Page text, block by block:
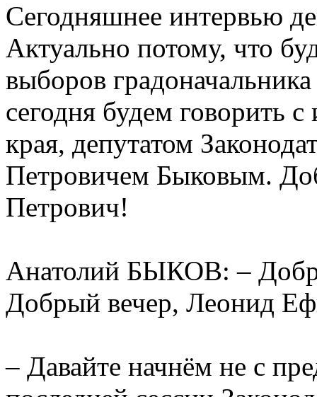
Сегодняшнее интервью
Актуально потому, что
выборов
сегодня будем говорить
края, депутатом
Петровичем Быковым.
Петрович!
Анатолий БЫКОВ: –
Добрый вечер, Леонид
– Давайте начнём не с